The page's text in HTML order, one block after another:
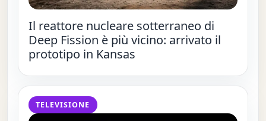
Il reattore nucleare sotterraneo di
Deep Fission è più vicino: arrivato il
prototipo in Kansas
TELEVISIONE